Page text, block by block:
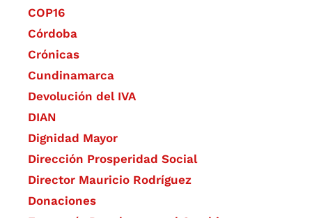
COP16
Córdoba
Crónicas
Cundinamarca
Devolución del IVA
DIAN
Dignidad Mayor
Dirección Prosperidad Social
Director Mauricio Rodríguez
Donaciones